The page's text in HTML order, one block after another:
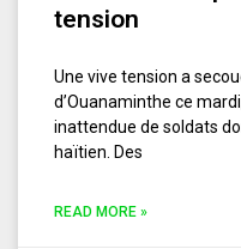
tension
Une vive tension a
d’Ouanaminthe ce
inattendue de soldats
haïtien. Des
READ MORE »